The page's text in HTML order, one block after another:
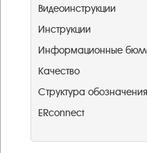
Видеоинструкции
Инструкции
Информационные
Качество
Структура обозначения
ERconnect